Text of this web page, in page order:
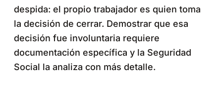
despida: el propio trabajador es quien toma
la decisión de cerrar. Demostrar que esa
decisión fue involuntaria requiere
documentación específica y la Seguridad
Social la analiza con más detalle.